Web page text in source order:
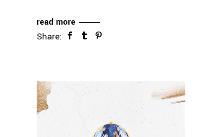
read more
Share: